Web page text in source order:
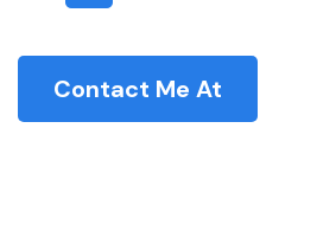
Contact Me At